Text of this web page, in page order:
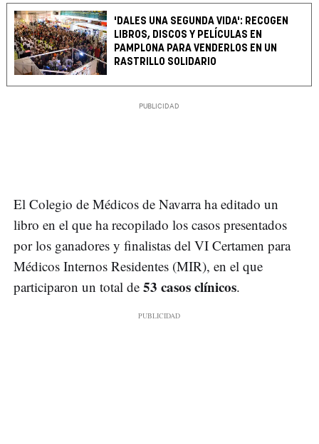
'DALES UNA SEGUNDA VIDA': RECOGEN
LIBROS, DISCOS Y PELÍCULAS EN
PAMPLONA PARA VENDERLOS EN UN
RASTRILLO SOLIDARIO
El Colegio de Médicos de Navarra ha editado un
libro en el que ha recopilado los casos presentados
por los ganadores y finalistas del VI Certamen para
Médicos Internos Residentes (MIR), en el que
participaron un total de 53 casos clínicos.